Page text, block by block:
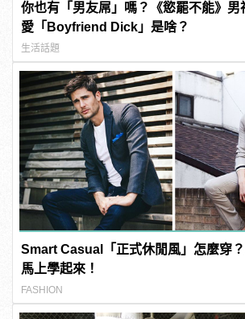
你也有「男友屌」嗎？《慾罷不能》男
愛「Boyfriend Dick」是啥？
生活話題
Smart Casual「正式休閒風」怎麼穿
馬上學起來！
FASHION